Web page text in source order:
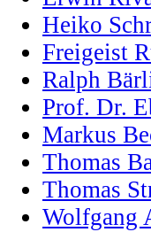
Heiko
Freigeist
Ralph
Prof. Dr.
Markus
Thomas
Thomas
Wolfgang